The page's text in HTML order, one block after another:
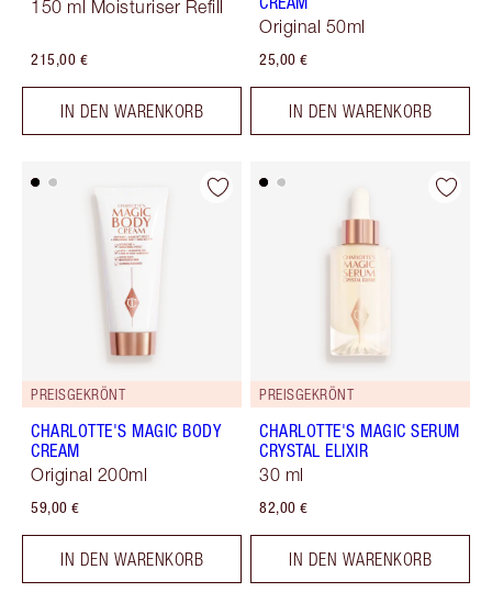
150 ml Moisturiser Refill
215,00 €
IN DEN WARENKORB
Original 50ml
25,00 €
IN DEN WARENKORB
PREISGEKRÖNT
CHARLOTTE'S MAGIC BODY
CREAM
Original 200ml
59,00 €
IN DEN WARENKORB
PREISGEKRÖNT
CHARLOTTE'S MAGIC SERUM
CRYSTAL ELIXIR
30 ml
82,00 €
IN DEN WARENKORB